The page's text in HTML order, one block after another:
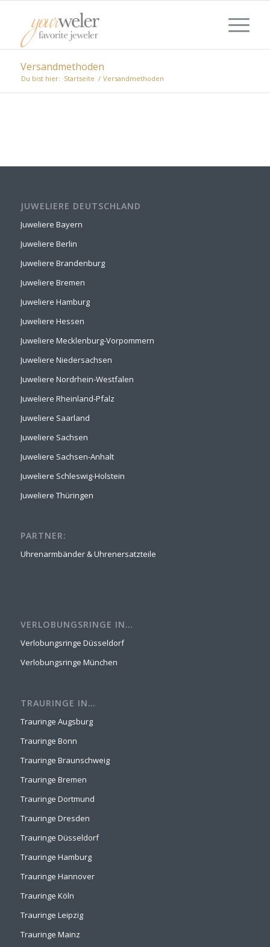
Versandmethoden
Du bist hier: Startseite / Versandmethoden
JUWELIERE DEUTSCHLAND
Juweliere Bayern
Juweliere Berlin
Juweliere Brandenburg
Juweliere Bremen
Juweliere Hamburg
Juweliere Hessen
Juweliere Mecklenburg-Vorpommern
Juweliere Niedersachsen
Juweliere Nordrhein-Westfalen
Juweliere Rheinland-Pfalz
Juweliere Saarland
Juweliere Sachsen
Juweliere Sachsen-Anhalt
Juweliere Schleswig-Holstein
Juweliere Thüringen
PARTNER:
Uhrenarmbänder & Uhrenersatzteile
VERLOBUNGSRINGE IN…
Verlobungsringe Düsseldorf
Verlobungsringe München
TRAURINGE IN…
Trauringe Augsburg
Trauringe Bonn
Trauringe Braunschweig
Trauringe Bremen
Trauringe Dortmund
Trauringe Dresden
Trauringe Düsseldorf
Trauringe Hamburg
Trauringe Hannover
Trauringe Köln
Trauringe Leipzig
Trauringe Mainz